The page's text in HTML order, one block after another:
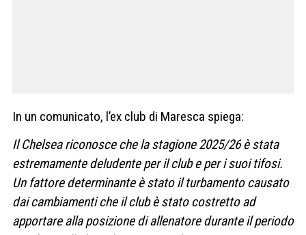
In un comunicato, l’ex club di Maresca spiega:
Il Chelsea riconosce che la stagione 2025/26 è stata
estremamente deludente per il club e per i suoi tifosi.
Un fattore determinante è stato il turbamento causato
dai cambiamenti che il club è stato costretto ad
apportare alla posizione di allenatore durante il periodo